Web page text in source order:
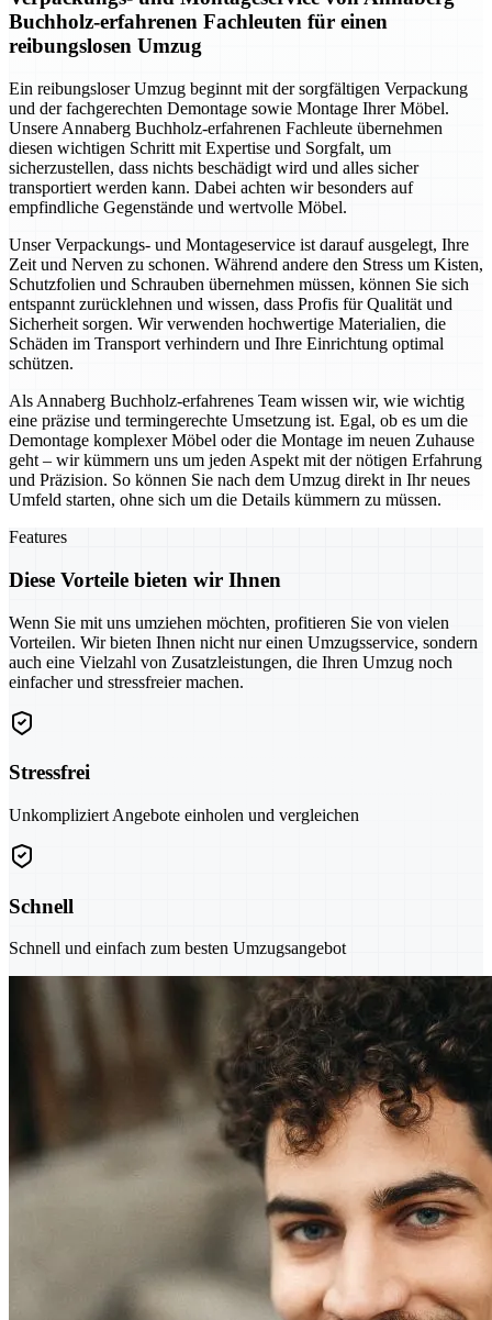
Buchholz-erfahrenen Fachleuten für einen
reibungslosen Umzug
Ein reibungsloser Umzug beginnt mit der sorgfältigen Verpackung
und der fachgerechten Demontage sowie Montage Ihrer Möbel.
Unsere Annaberg Buchholz-erfahrenen Fachleute übernehmen
diesen wichtigen Schritt mit Expertise und Sorgfalt, um
sicherzustellen, dass nichts beschädigt wird und alles sicher
transportiert werden kann. Dabei achten wir besonders auf
empfindliche Gegenstände und wertvolle Möbel.
Unser Verpackungs- und Montageservice ist darauf ausgelegt, Ihre
Zeit und Nerven zu schonen. Während andere den Stress um Kisten,
Schutzfolien und Schrauben übernehmen müssen, können Sie sich
entspannt zurücklehnen und wissen, dass Profis für Qualität und
Sicherheit sorgen. Wir verwenden hochwertige Materialien, die
Schäden im Transport verhindern und Ihre Einrichtung optimal
schützen.
Als Annaberg Buchholz-erfahrenes Team wissen wir, wie wichtig
eine präzise und termingerechte Umsetzung ist. Egal, ob es um die
Demontage komplexer Möbel oder die Montage im neuen Zuhause
geht – wir kümmern uns um jeden Aspekt mit der nötigen Erfahrung
und Präzision. So können Sie nach dem Umzug direkt in Ihr neues
Umfeld starten, ohne sich um die Details kümmern zu müssen.
Features
Diese Vorteile bieten wir Ihnen
Wenn Sie mit uns umziehen möchten, profitieren Sie von vielen
Vorteilen. Wir bieten Ihnen nicht nur einen Umzugsservice, sondern
auch eine Vielzahl von Zusatzleistungen, die Ihren Umzug noch
einfacher und stressfreier machen.
Stressfrei
Unkompliziert Angebote einholen und vergleichen
Schnell
Schnell und einfach zum besten Umzugsangebot